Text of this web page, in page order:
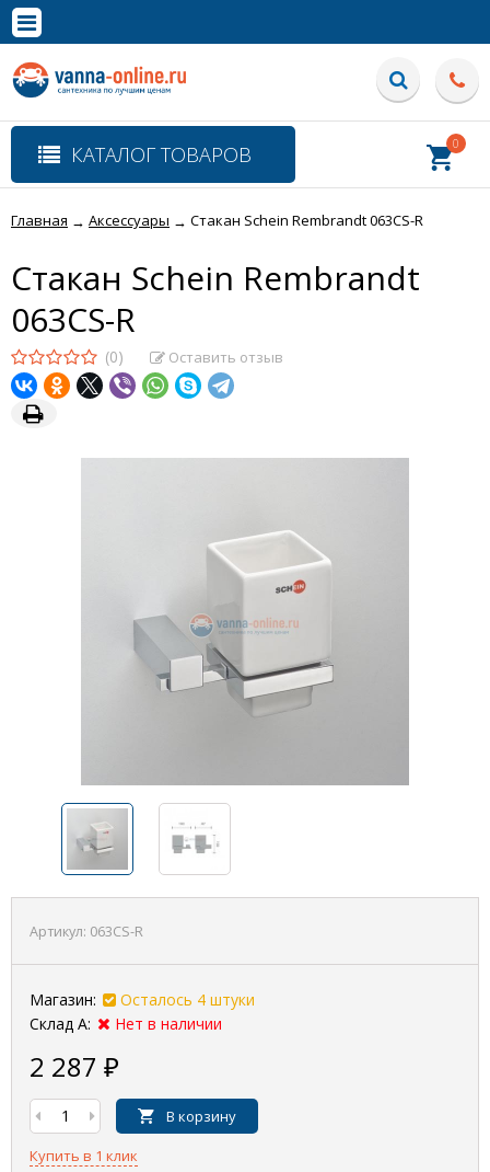
Полная версия сайта
КАТАЛОГ ТОВАРОВ 0
Главная → Аксессуары → Стакан Schein Rembrandt 063CS-R
Стакан Schein Rembrandt
063CS-R
(0) Оставить отзыв
Артикул: 063CS-R
Магазин:
Осталось 4 штуки
Склад А:
Нет в наличии
2 287 ₽
В корзину
Купить в 1 клик